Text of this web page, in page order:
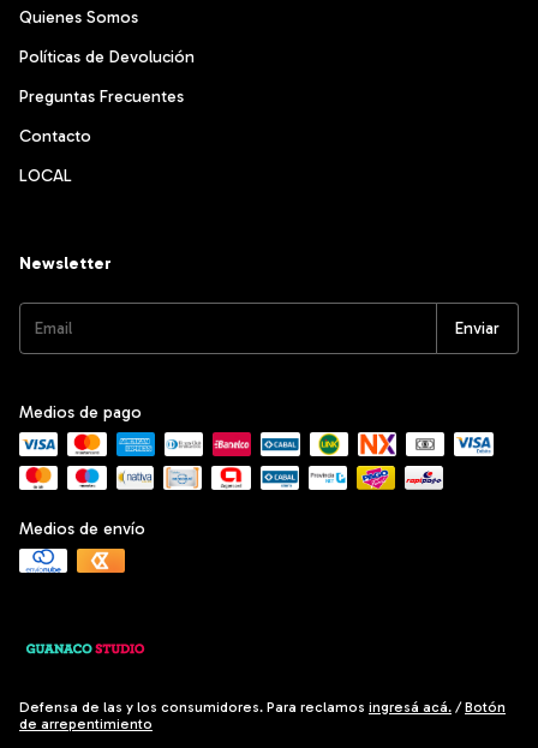
Quienes Somos
Políticas de Devolución
Preguntas Frecuentes
Contacto
LOCAL
Newsletter
Medios de pago
Medios de envío
Defensa de las y los consumidores. Para reclamos ingresá acá. / Botón
de arrepentimiento